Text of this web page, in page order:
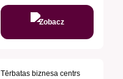
Zobacz
Tērbatas biznesa centrs